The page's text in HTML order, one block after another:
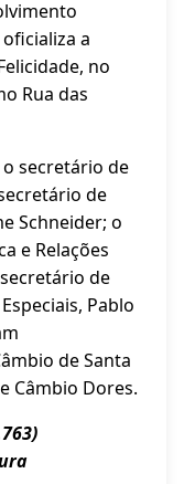
a
no
Rua das
secretário de
de
Schneider; o
e Relações
de
Pablo
de Santa
Câmbio Dores.